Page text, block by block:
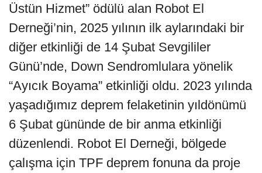
Üstün Hizmet” ödülü alan Robot El
Derneği’nin, 2025 yılının ilk aylarındaki bir
diğer etkinliği de 14 Şubat Sevgililer
Günü’nde, Down Sendromlulara yönelik
“Ayıcık Boyama” etkinliği oldu. 2023 yılında
yaşadığımız deprem felaketinin yıldönümü
6 Şubat gününde de bir anma etkinliği
düzenlendi. Robot El Derneği, bölgede
çalışma için TPF deprem fonuna da proje